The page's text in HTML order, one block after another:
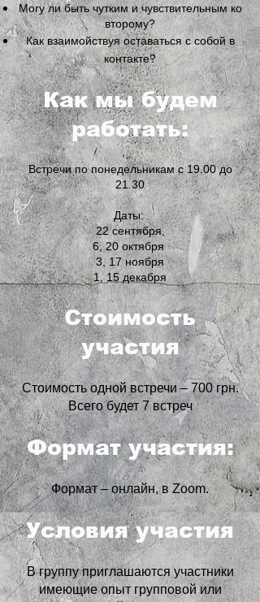
Могу ли быть чутким и чувствительным ко
второму?
Как взаимойствуя оставаться с собой в
контакте?
Как мы будем
работать:
Встречи по понедельникам с 19.00 до
21.30
Даты:
22 сентября,
6, 20 октября
3, 17 ноября
1, 15 декабря
Стоимость
участия
Стоимость одной встречи – 700 грн.
Всего будет 7 встреч
Формат участия:
Формат – онлайн, в Zoom.
Условия участия
В группу приглашаются участники
имеющие опыт групповой или